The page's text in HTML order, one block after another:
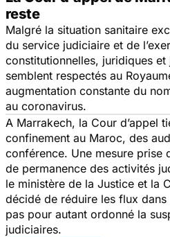
reste
Malgré la situation sanitaire
du service judiciaire et de
constitutionnelles, juridiques et
semblent respectés au
augmentation constante du
au coronavirus.
A Marrakech, la Cour d’appel
confinement au Maroc, des
conférence. Une mesure prise
de permanence des activités
le ministère de la Justice et la
décidé de réduire les flux dans
pas pour autant ordonné la
judiciaires.